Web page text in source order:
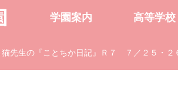
学園案内 高等学校
猫先生の『ことちか日記』Ｒ７ ７／２５・２